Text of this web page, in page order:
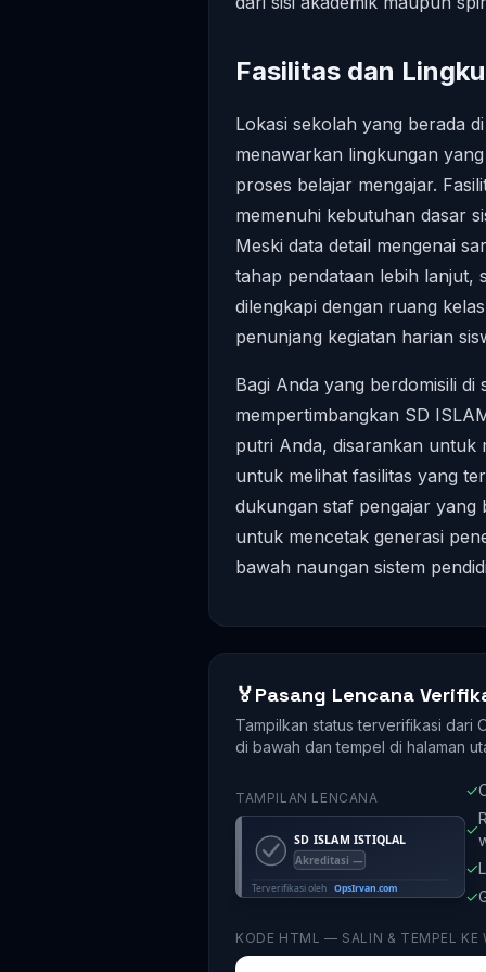
Fasilitas dan
Lokasi sekolah yang berada
menawarkan lingkungan
proses belajar mengajar.
memenuhi kebutuhan dasar
Meski data detail mengenai
tahap pendataan lebih lanjut,
dilengkapi dengan ruang
penunjang kegiatan harian
Bagi Anda yang berdomisili
mempertimbangkan SD
putri Anda, disarankan untuk
untuk melihat fasilitas yang
dukungan staf pengajar yang
untuk mencetak generasi
bawah naungan sistem
🏅Pasang Lencana
Tampilkan status terverifikasi dari
di bawah dan tempel di halaman
TAMPILAN LENCANA ✓
✓
✓
✓
KODE HTML — SALIN & TEMPEL KE